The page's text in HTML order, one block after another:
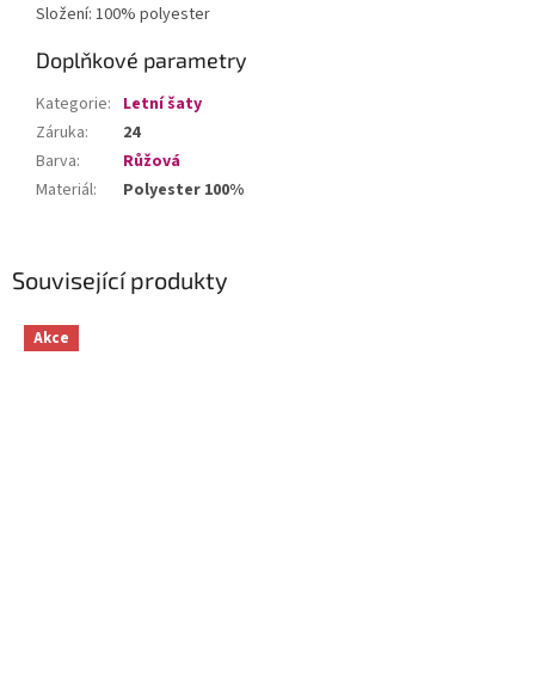
Související produkty
Akce
Složení: 100% polyester
Doplňkové parametry
Kategorie: Letní šaty
Záruka:
24
Barva:
Růžová
Materiál: Polyester 100%